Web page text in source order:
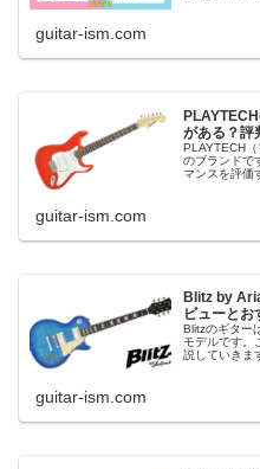
guitar-ism.com
がある？評
PLAYTECH
のブランドで
マンスを評価
guitar-ism.com
Blitz by
ビューとお
Blitzのギター
モデルです。
説していきま
guitar-ism.com